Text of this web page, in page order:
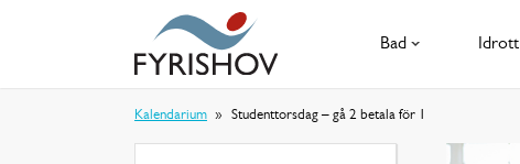
Bad Idrott
Kalendarium Studenttorsdag – gå 2 betala för 1